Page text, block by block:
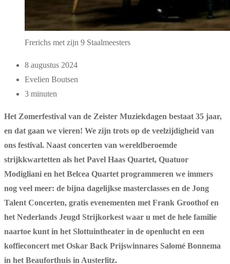
Frerichs met zijn 9 Staalmeesters
8 augustus 2024
Evelien Boutsen
3 minuten
Het Zomerfestival van de Zeister Muziekdagen bestaat 35 jaar,
en dat gaan we vieren! We zijn trots op de veelzijdigheid van
ons festival. Naast concerten van wereldberoemde
strijkkwartetten als het Pavel Haas Quartet, Quatuor
Modigliani en het Belcea Quartet programmeren we immers
nog veel meer: de bijna dagelijkse masterclasses en de Jong
Talent Concerten, gratis evenementen met Frank Groothof en
het Nederlands Jeugd Strijkorkest waar u met de hele familie
naartoe kunt in het Slottuintheater in de openlucht en een
koffieconcert met Oskar Back Prijswinnares Salomé Bonnema
in het Beauforthuis in Austerlitz.